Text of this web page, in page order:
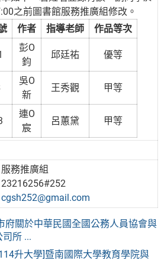
之前圖書館服務推廣組修改。
作者 指導老師 作品等次
彭O
鈞
邱廷祐 優等
吳O
新
王秀觀 甲等
連O
宸
呂蕙黛 甲等
服務推廣組
23216256#252
cgsh252@gmail.com
府關於中華民國全國公務人員協會與
所 ...
升大學]暨南國際大學教育學院與